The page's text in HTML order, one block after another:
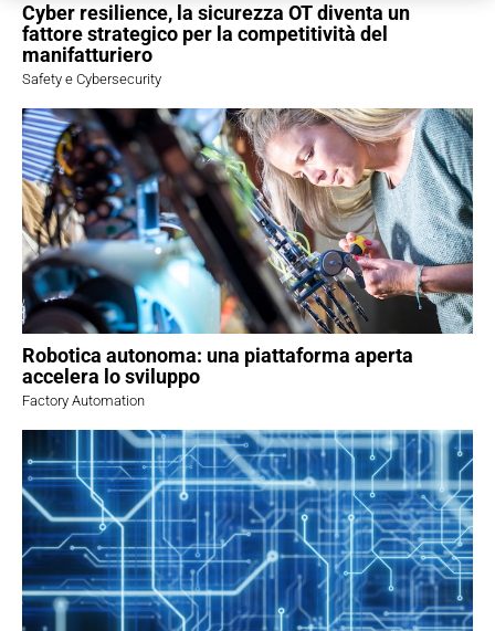
Cyber resilience, la sicurezza OT diventa un
fattore strategico per la competitività del
manifatturiero
Safety e Cybersecurity
Robotica autonoma: una piattaforma aperta
accelera lo sviluppo
Factory Automation